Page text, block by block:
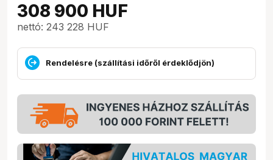
308 900 HUF
nettó: 243 228 HUF
Rendelésre (szállítási időről érdeklődjön)